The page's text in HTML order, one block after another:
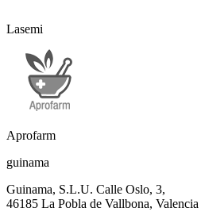
Lasemi
Aprofarm
guinama
Guinama, S.L.U. Calle Oslo, 3,
46185 La Pobla de Vallbona, Valencia